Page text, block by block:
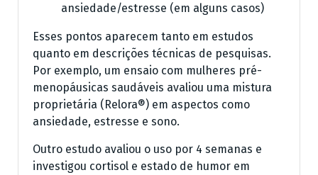
ansiedade/estresse (em alguns casos)
Esses pontos aparecem tanto em estudos
quanto em descrições técnicas de pesquisas.
Por exemplo, um ensaio com mulheres pré-
menopáusicas saudáveis avaliou uma mistura
proprietária (Relora®) em aspectos como
ansiedade, estresse e sono.
Outro estudo avaliou o uso por 4 semanas e
investigou cortisol e estado de humor em